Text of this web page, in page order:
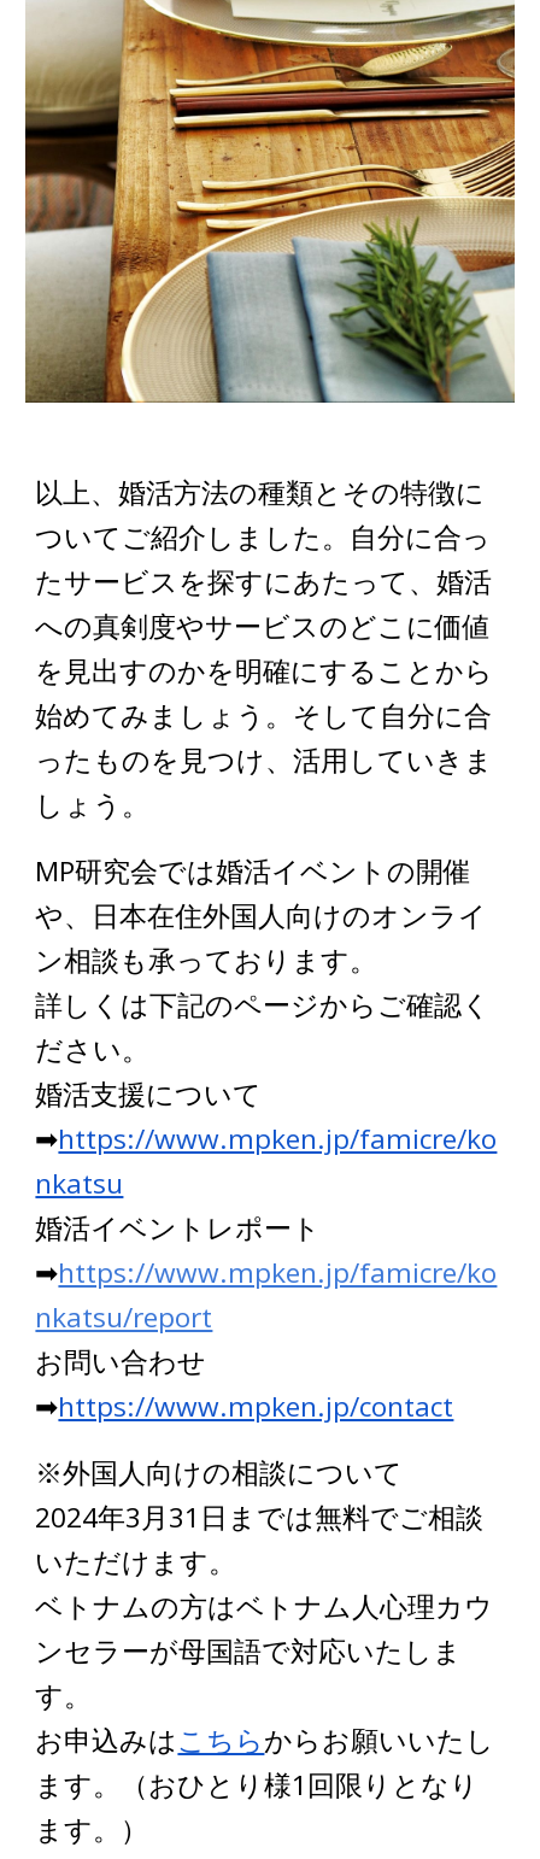
以上、婚活方法の種類とその特徴に
ついてご紹介しました。自分に合っ
たサービスを探すにあたって、婚活
への真剣度やサービスのどこに価値
を見出すのかを明確にすることから
始めてみましょう。そして自分に合
ったものを見つけ、活用していきま
しょう。
MP研究会では婚活イベントの開催
や、日本在住外国人向けのオンライ
ン相談も承っております。
詳しくは下記のページからご確認く
ださい。
婚活支援について
➡https://www.mpken.jp/famicre/ko
nkatsu
婚活イベントレポート
➡https://www.mpken.jp/famicre/ko
nkatsu/report
お問い合わせ
➡https://www.mpken.jp/contact
※外国人向けの相談について
2024年3月31日までは無料でご相談
いただけます。
ベトナムの方はベトナム人心理カウ
ンセラーが母国語で対応いたしま
す。
お申込みはこちらからお願いいたし
ます。（おひとり様1回限りとなり
ます。）